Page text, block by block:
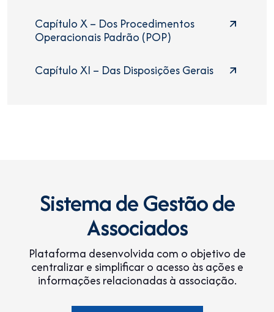
Capítulo X – Dos Procedimentos
Operacionais Padrão (POP)
Capítulo XI – Das Disposições Gerais
Sistema de Gestão de
Associados
Plataforma desenvolvida com o objetivo de
centralizar e simplificar o acesso às ações e
informações relacionadas à associação.